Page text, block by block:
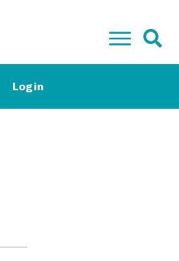
Start
Low-Carb Rezepte
Login